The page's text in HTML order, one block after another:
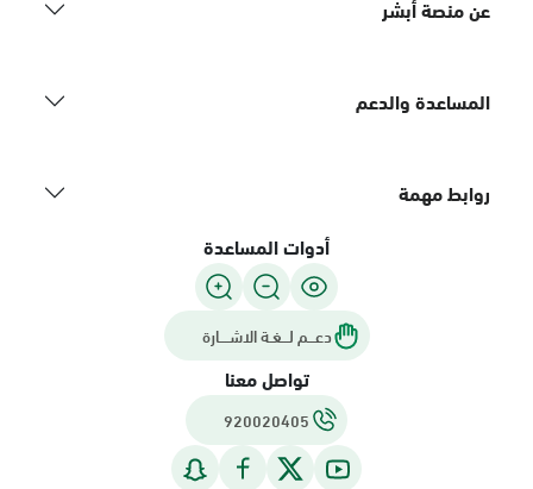
عن منصة أبشر
المساعدة والدعم
روابط مهمة
أدوات المساعدة
دعـــم لـــغـة الاشــــارة
تواصل معنا
920020405